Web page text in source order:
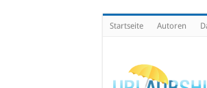
Startseite Autoren